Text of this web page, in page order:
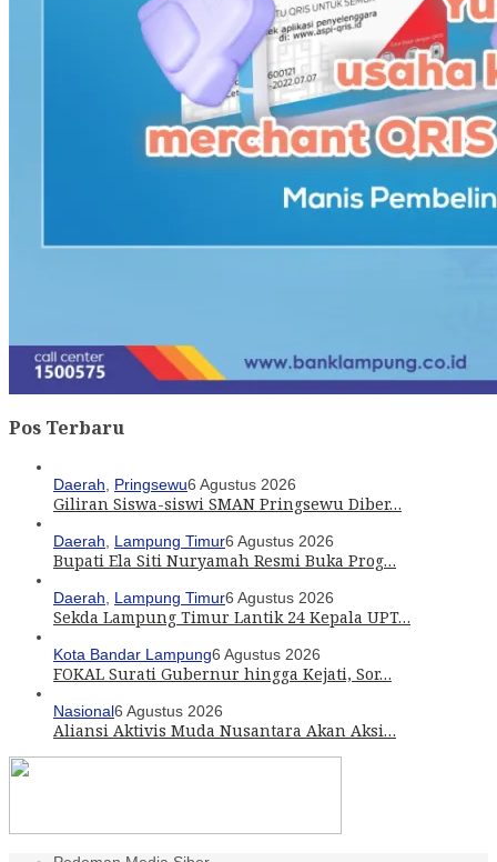
Pos Terbaru
Daerah, Pringsewu6 Agustus 2026
Giliran Siswa-siswi SMAN Pringsewu Diber…
Daerah, Lampung Timur6 Agustus 2026
Bupati Ela Siti Nuryamah Resmi Buka Prog…
Daerah, Lampung Timur6 Agustus 2026
Sekda Lampung Timur Lantik 24 Kepala UPT…
Kota Bandar Lampung6 Agustus 2026
FOKAL Surati Gubernur hingga Kejati, Sor…
Nasional6 Agustus 2026
Aliansi Aktivis Muda Nusantara Akan Aksi…